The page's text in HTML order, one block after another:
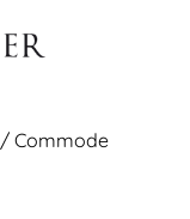
/ Commode